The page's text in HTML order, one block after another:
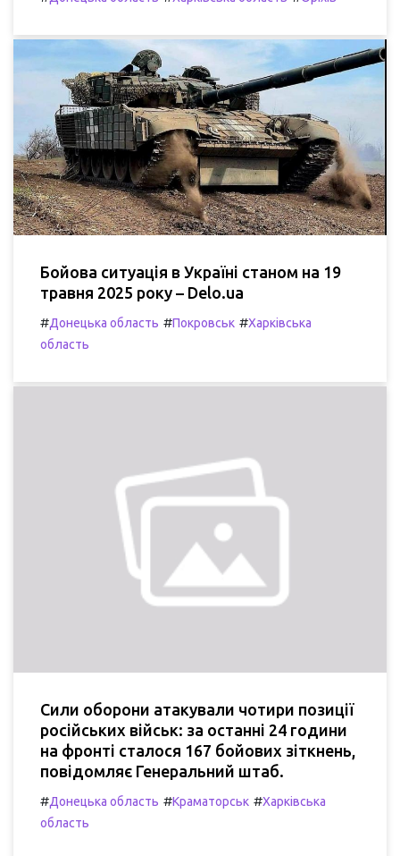
Бойова ситуація в Україні станом на 19
травня 2025 року – Delo.ua
#Донецька область #Покровськ #Харківська
область
Сили оборони атакували чотири позиції
російських військ: за останні 24 години
на фронті сталося 167 бойових зіткнень,
повідомляє Генеральний штаб.
#Донецька область #Краматорськ #Харківська
область